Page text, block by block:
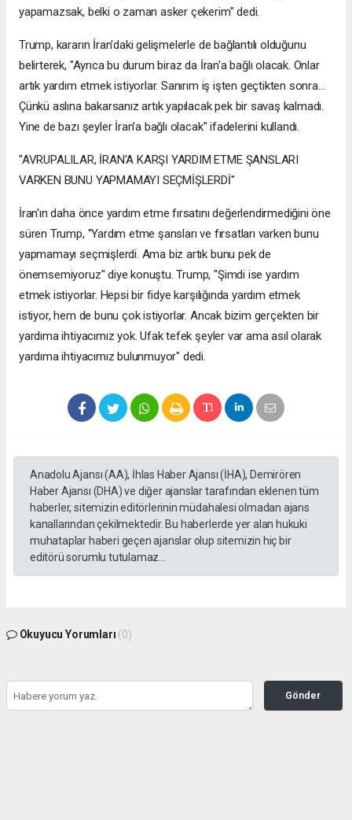
yapamazsak, belki o zaman asker çekerim" dedi.
Trump, kararın İran'daki gelişmelerle de bağlantılı olduğunu
belirterek, "Ayrıca bu durum biraz da İran'a bağlı olacak. Onlar
artık yardım etmek istiyorlar. Sanırım iş işten geçtikten sonra...
Çünkü aslına bakarsanız artık yapılacak pek bir savaş kalmadı.
Yine de bazı şeyler İran'a bağlı olacak" ifadelerini kullandı.
"AVRUPALILAR, İRAN'A KARŞI YARDIM ETME ŞANSLARI
VARKEN BUNU YAPMAMAYI SEÇMİŞLERDİ"
İran'ın daha önce yardım etme fırsatını değerlendirmediğini öne
süren Trump, "Yardım etme şansları ve fırsatları varken bunu
yapmamayı seçmişlerdi. Ama biz artık bunu pek de
önemsemiyoruz" diye konuştu. Trump, "Şimdi ise yardım
etmek istiyorlar. Hepsi bir fidye karşılığında yardım etmek
istiyor, hem de bunu çok istiyorlar. Ancak bizim gerçekten bir
yardıma ihtiyacımız yok. Ufak tefek şeyler var ama asıl olarak
yardıma ihtiyacımız bulunmuyor" dedi.
Anadolu Ajansı (AA), İhlas Haber Ajansı (İHA), Demirören
Haber Ajansı (DHA) ve diğer ajanslar tarafından eklenen tüm
haberler, sitemizin editörlerinin müdahalesi olmadan ajans
kanallarından çekilmektedir. Bu haberlerde yer alan hukuki
muhataplar haberi geçen ajanslar olup sitemizin hiç bir
editörü sorumlu tutulamaz...
Okuyucu Yorumları (0)
Gönder